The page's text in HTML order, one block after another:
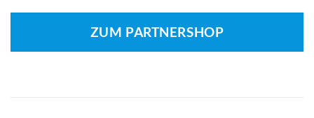
ZUM PARTNERSHOP